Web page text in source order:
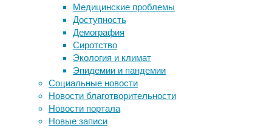
Медицинские проблемы
Доступность
Демография
Сиротство
Экология и климат
Эпидемии и пандемии
Социальные новости
Новости благотворительности
Новости портала
Новые записи
сами
они
не
увидят
человека,
который
просто
закроет
глаза.